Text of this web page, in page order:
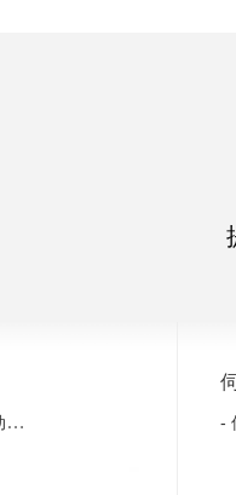
-粉末成型全自动化生产线 -